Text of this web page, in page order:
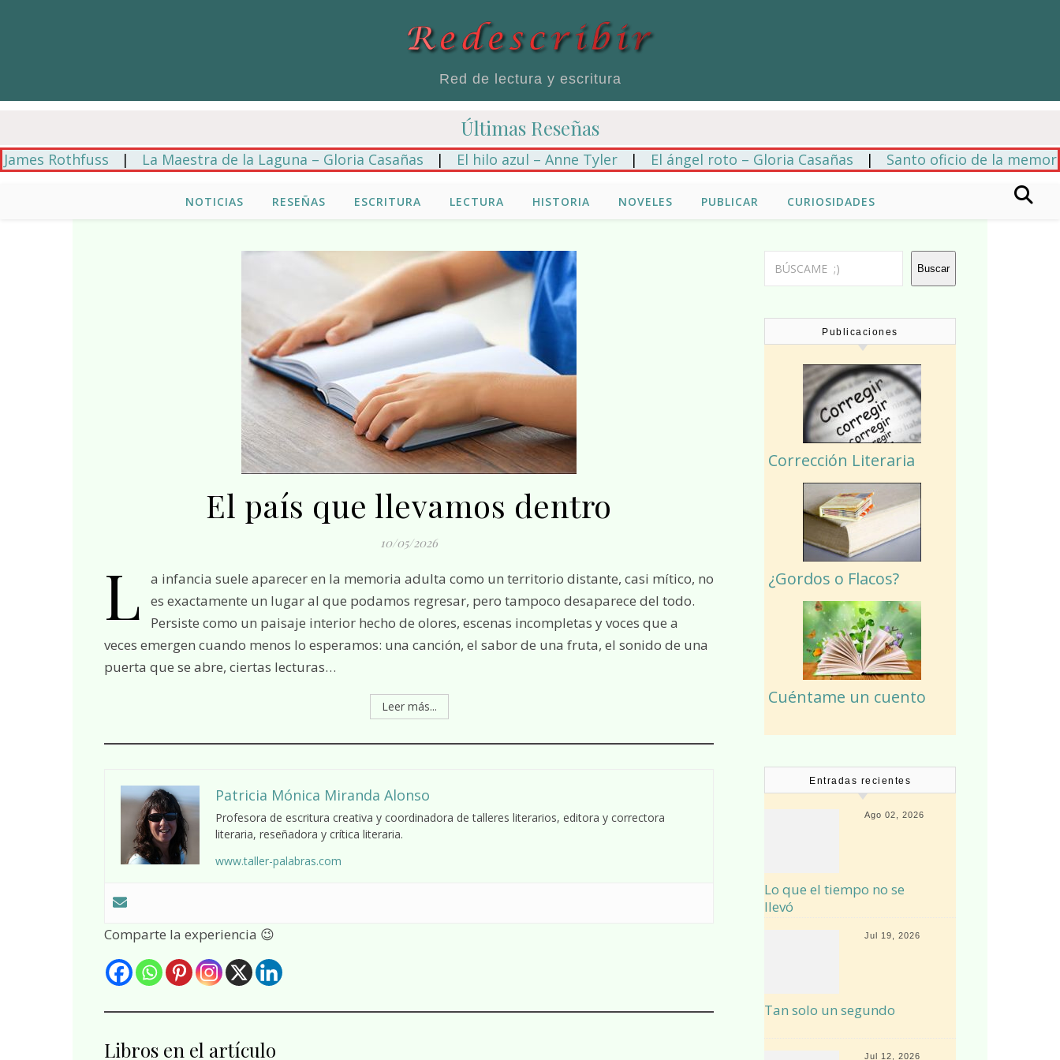
Red de lectura y escritura
Últimas Reseñas
Rothfuss | La Maestra de la Laguna – Gloria Casañas | El hilo azul – Anne Tyler | El ángel roto – Gloria Casañas | Santo oficio de la memoria –
NOTICIAS RESEÑAS ESCRITURA LECTURA HISTORIA NOVELES PUBLICAR CURIOSIDADES
El país que llevamos dentro
10/05/2026
L
a infancia suele aparecer en la memoria adulta como un territorio distante, casi mítico, no
es exactamente un lugar al que podamos regresar, pero tampoco desaparece del todo.
Persiste como un paisaje interior hecho de olores, escenas incompletas y voces que a
veces emergen cuando menos lo esperamos: una canción, el sabor de una fruta, el sonido de una
puerta que se abre, ciertas lecturas…
Leer más...
Patricia Mónica Miranda Alonso
Profesora de escritura creativa y coordinadora de talleres literarios, editora y correctora
literaria, reseñadora y crítica literaria.
www.taller-palabras.com
Comparte la experiencia 😉
Libros en el artículo
Buscar
Buscar
Publicaciones
Corrección Literaria
¿Gordos o Flacos?
Cuéntame un cuento
Entradas recientes
Ago 02, 2026
Lo que el tiempo no se
llevó
Jul 19, 2026
Tan solo un segundo
Jul 12, 2026